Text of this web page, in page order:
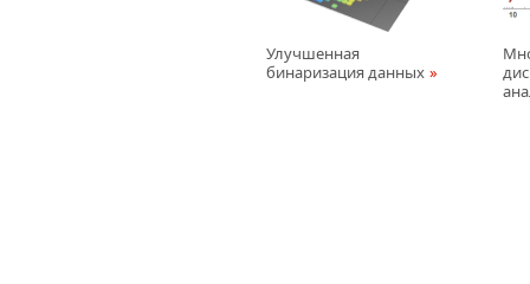
Улучшенная
бинаризация данных